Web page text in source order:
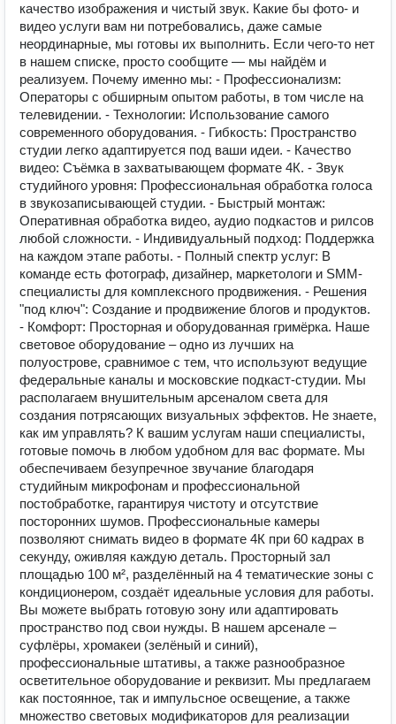
качество изображения и чистый звук. Какие бы фото- и
видео услуги вам ни потребовались, даже самые
неординарные, мы готовы их выполнить. Если чего-то нет
в нашем списке, просто сообщите — мы найдём и
реализуем. Почему именно мы: - Профессионализм:
Операторы с обширным опытом работы, в том числе на
телевидении. - Технологии: Использование самого
современного оборудования. - Гибкость: Пространство
студии легко адаптируется под ваши идеи. - Качество
видео: Съёмка в захватывающем формате 4К. - Звук
студийного уровня: Профессиональная обработка голоса
в звукозаписывающей студии. - Быстрый монтаж:
Оперативная обработка видео, аудио подкастов и рилсов
любой сложности. - Индивидуальный подход: Поддержка
на каждом этапе работы. - Полный спектр услуг: В
команде есть фотограф, дизайнер, маркетологи и SMM-
специалисты для комплексного продвижения. - Решения
"под ключ": Создание и продвижение блогов и продуктов.
- Комфорт: Просторная и оборудованная гримёрка. Наше
световое оборудование – одно из лучших на
полуострове, сравнимое с тем, что используют ведущие
федеральные каналы и московские подкаст-студии. Мы
располагаем внушительным арсеналом света для
создания потрясающих визуальных эффектов. Не знаете,
как им управлять? К вашим услугам наши специалисты,
готовые помочь в любом удобном для вас формате. Мы
обеспечиваем безупречное звучание благодаря
студийным микрофонам и профессиональной
постобработке, гарантируя чистоту и отсутствие
посторонних шумов. Профессиональные камеры
позволяют снимать видео в формате 4К при 60 кадрах в
секунду, оживляя каждую деталь. Просторный зал
площадью 100 м², разделённый на 4 тематические зоны с
кондиционером, создаёт идеальные условия для работы.
Вы можете выбрать готовую зону или адаптировать
пространство под свои нужды. В нашем арсенале –
суфлёры, хромакеи (зелёный и синий),
профессиональные штативы, а также разнообразное
осветительное оборудование и реквизит. Мы предлагаем
как постоянное, так и импульсное освещение, а также
множество световых модификаторов для реализации